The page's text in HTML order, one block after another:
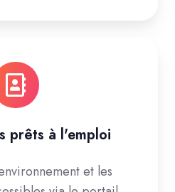
prêts à l'emploi
et les